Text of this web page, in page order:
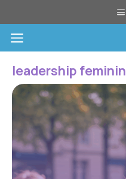
au
contenuMenu
leadership feminin